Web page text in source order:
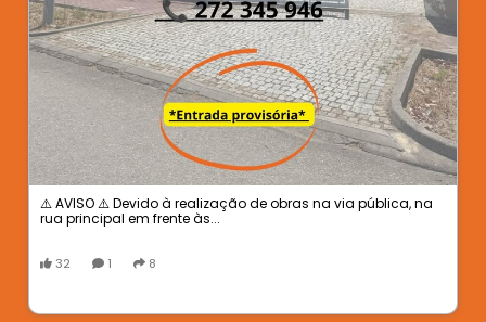
⚠️ AVISO ⚠️ Devido à realização de obras na via pública, na
rua principal em frente às...
32 1 8